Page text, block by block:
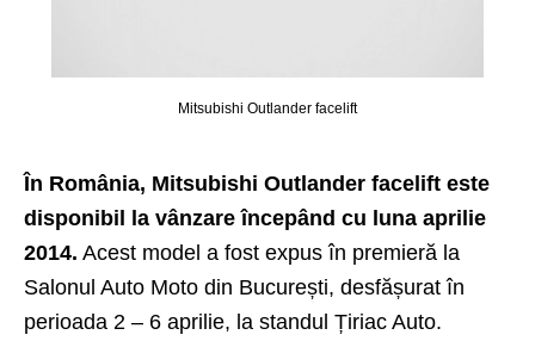
Mitsubishi Outlander facelift
În România, Mitsubishi Outlander facelift este
disponibil la vânzare începând cu luna aprilie
2014. Acest model a fost expus în premieră la
Salonul Auto Moto din București, desfășurat în
perioada 2 – 6 aprilie, la standul Țiriac Auto.